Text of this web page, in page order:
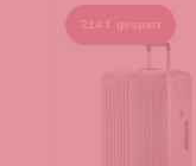
214 € gespart